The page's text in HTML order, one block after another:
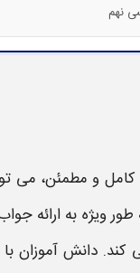
کامل و مطمئن، می
ویژه به ارائه
دانش آموزان با